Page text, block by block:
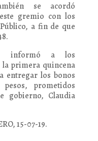
se acordó
gremio con los
a fin de que
informó a los
primera quincena
entregar los bonos
prometidos
gobierno, Claudia
15-07-19.